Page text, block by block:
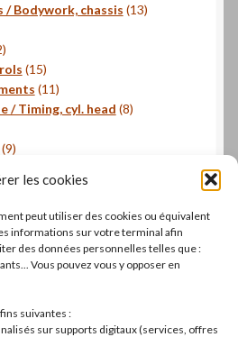
les cookies
peut utiliser des cookies ou équivalent
informations sur votre terminal afin
des données personnelles telles que :
Vous pouvez vous y opposer en
suivantes :
sur supports digitaux (services, offres
produits
/ Bodywork, chassis 1313
12
produits
1515
produits
1111
produits
/ Timing, cyl. head 88
99
produits
18
produits
rings 3
produits
22
produits
/ Primary transmission 11
/ Secondary transmission
nuts 88